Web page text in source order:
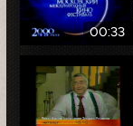
00:33